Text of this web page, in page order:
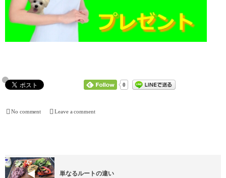
0
No comment Leave a comment
単なるルートの違い